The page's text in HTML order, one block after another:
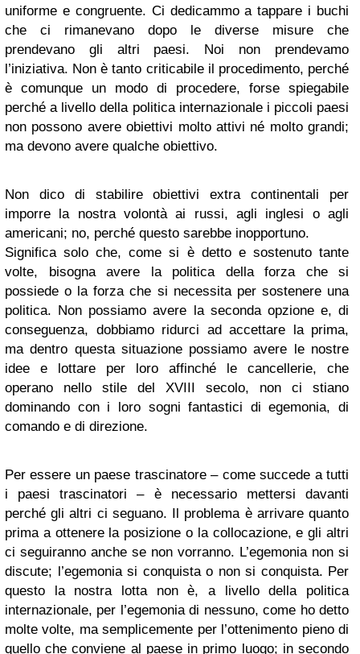
uniforme e congruente. Ci dedicammo a tappare i buchi
che ci rimanevano dopo le diverse misure che
prendevano gli altri paesi. Noi non prendevamo
l’iniziativa. Non è tanto criticabile il procedimento, perché
è comunque un modo di procedere, forse spiegabile
perché a livello della politica internazionale i piccoli paesi
non possono avere obiettivi molto attivi né molto grandi;
ma devono avere qualche obiettivo.
Non dico di stabilire obiettivi extra continentali per
imporre la nostra volontà ai russi, agli inglesi o agli
americani; no, perché questo sarebbe inopportuno.
Significa solo che, come si è detto e sostenuto tante
volte, bisogna avere la politica della forza che si
possiede o la forza che si necessita per sostenere una
politica. Non possiamo avere la seconda opzione e, di
conseguenza, dobbiamo ridurci ad accettare la prima,
ma dentro questa situazione possiamo avere le nostre
idee e lottare per loro affinché le cancellerie, che
operano nello stile del XVIII secolo, non ci stiano
dominando con i loro sogni fantastici di egemonia, di
comando e di direzione.
Per essere un paese trascinatore – come succede a tutti
i paesi trascinatori – è necessario mettersi davanti
perché gli altri ci seguano. Il problema è arrivare quanto
prima a ottenere la posizione o la collocazione, e gli altri
ci seguiranno anche se non vorranno. L’egemonia non si
discute; l’egemonia si conquista o non si conquista. Per
questo la nostra lotta non è, a livello della politica
internazionale, per l’egemonia di nessuno, come ho detto
molte volte, ma semplicemente per l’ottenimento pieno di
quello che conviene al paese in primo luogo; in secondo